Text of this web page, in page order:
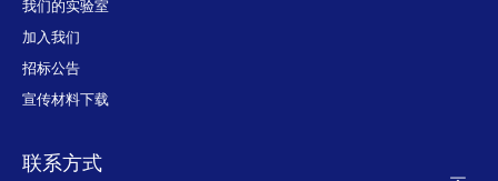
我们的实验室
加入我们
招标公告
宣传材料下载
联系方式